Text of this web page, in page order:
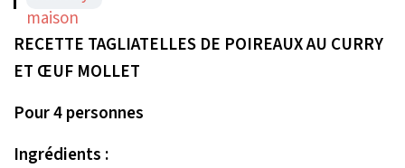
RECETTE TAGLIATELLES DE POIREAUX AU CURRY
ET ŒUF MOLLET
Pour 4 personnes
Ingrédients :